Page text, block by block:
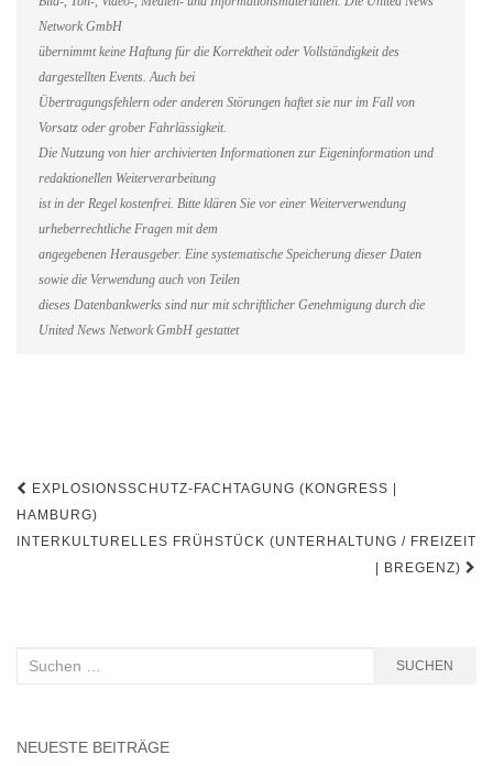
Network GmbH
übernimmt keine Haftung für die Korrektheit oder Vollständigkeit des
dargestellten Events. Auch bei
Übertragungsfehlern oder anderen Störungen haftet sie nur im Fall von
Vorsatz oder grober Fahrlässigkeit.
Die Nutzung von hier archivierten Informationen zur Eigeninformation und
redaktionellen Weiterverarbeitung
ist in der Regel kostenfrei. Bitte klären Sie vor einer Weiterverwendung
urheberrechtliche Fragen mit dem
angegebenen Herausgeber. Eine systematische Speicherung dieser Daten
sowie die Verwendung auch von Teilen
dieses Datenbankwerks sind nur mit schriftlicher Genehmigung durch die
United News Network GmbH gestattet
Beitragsnavigation
EXPLOSIONSSCHUTZ-FACHTAGUNG (KONGRESS |
HAMBURG)
INTERKULTURELLES FRÜHSTÜCK (UNTERHALTUNG / FREIZEIT
| BREGENZ)
Suchen
SUCHEN
NEUESTE BEITRÄGE